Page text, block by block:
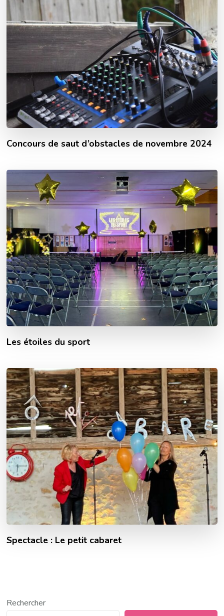
Concours de saut d’obstacles de novembre 2024
Les étoiles du sport
Spectacle : Le petit cabaret
Rechercher